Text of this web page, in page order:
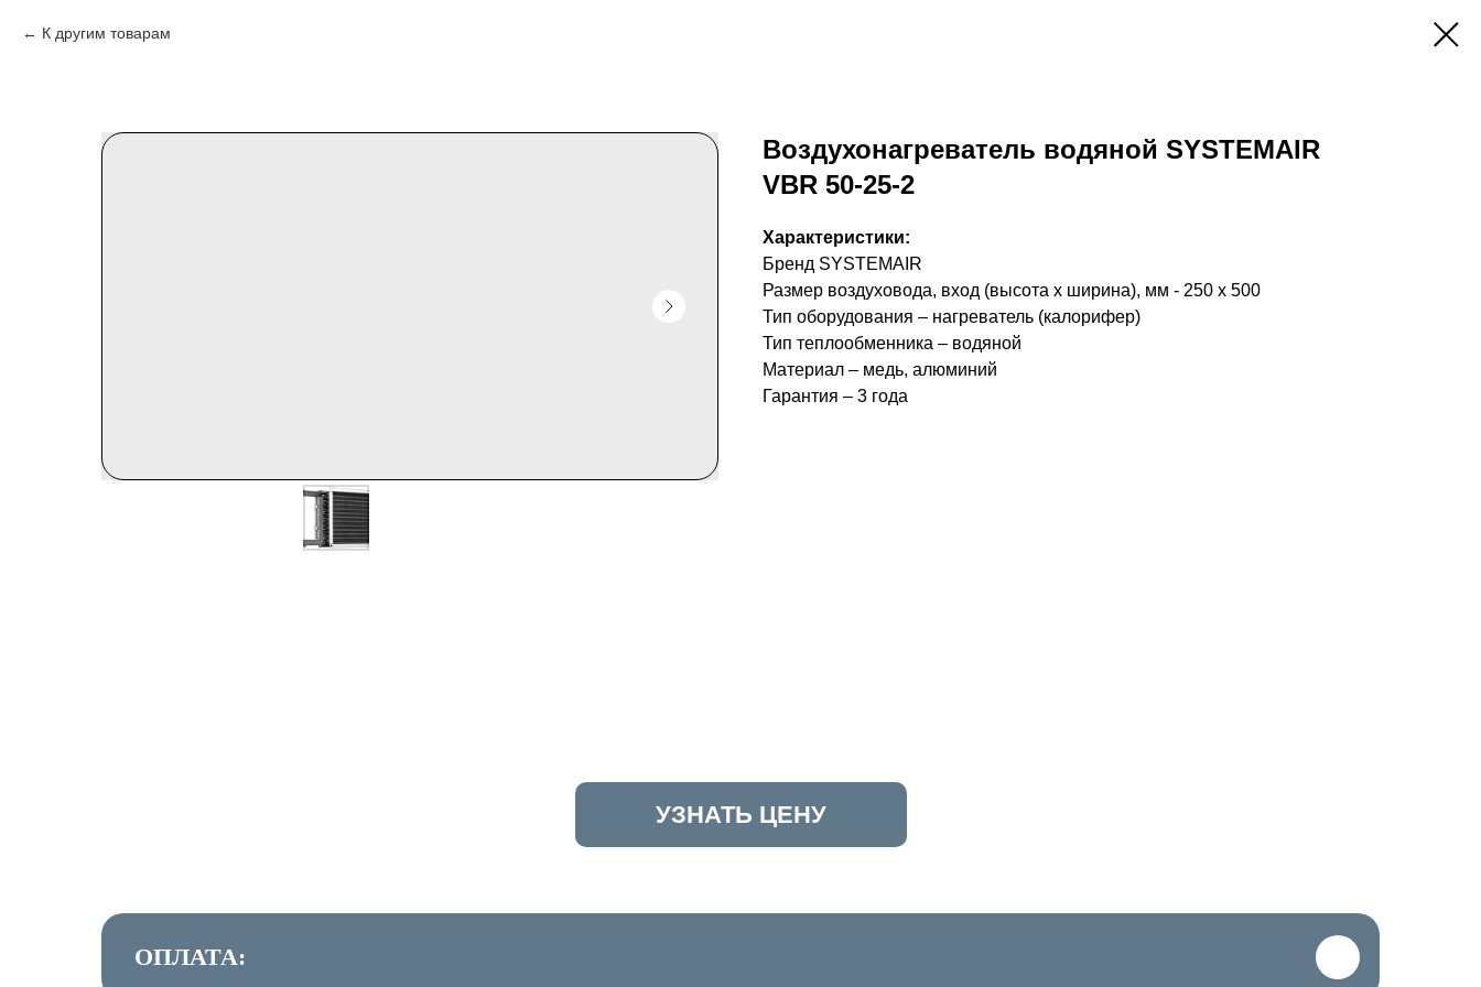
К другим товарам
Воздухонагреватель водяной SYSTEMAIR
VBR 50-25-2
Характеристики:
Бренд SYSTEMAIR
Размер воздуховода, вход (высота x ширина), мм - 250 x 500
Тип оборудования – нагреватель (калорифер)
Тип теплообменника – водяной
Материал – медь, алюминий
Гарантия – 3 года
УЗНАТЬ ЦЕНУ
ОПЛАТА: